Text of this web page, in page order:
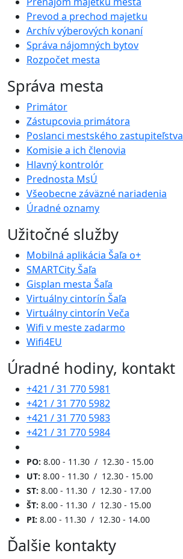
Prevod a prechod majetku
Archív výberových konaní
Správa nájomných bytov
Rozpočet mesta
Správa mesta
Primátor
Zástupcovia primátora
Poslanci mestského zastupiteľstva
Komisie a ich členovia
Hlavný kontrolór
Prednosta MsÚ
Všeobecne záväzné nariadenia
Úradné oznamy
Užitočné služby
Mobilná aplikácia Šaľa o+
SMARTCity Šaľa
Gisplan mesta Šaľa
Virtuálny cintorín Šaľa
Virtuálny cintorín Veča
Wifi v meste zadarmo
Wifi4EU
Úradné hodiny, kontakt
+421 / 31 770 5981
+421 / 31 770 5982
+421 / 31 770 5983
+421 / 31 770 5984
PO: 8.00 - 11.30 / 12.30 - 15.00
UT: 8.00 - 11.30 / 12.30 - 15.00
ST: 8.00 - 11.30 / 12.30 - 17.00
ŠT: 8.00 - 11.30 / 12.30 - 15.00
PI: 8.00 - 11.30 / 12.30 - 14.00
Ďalšie kontakty